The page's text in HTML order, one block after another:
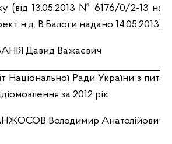
(від 13.05.2013 № 6176/0/2-13
н.д. В.Балоги надано 14.05.2013)
Давид Важаєвич
Національної Ради України з
за 2012 рік
Володимир Анатолійович